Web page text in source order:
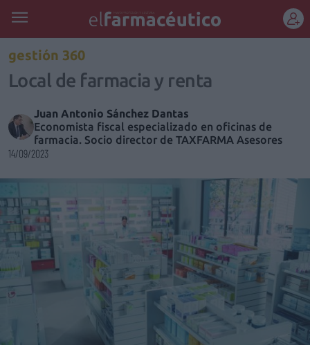
gestión 360
Local de farmacia y renta
Juan Antonio Sánchez Dantas
Economista fiscal especializado en oficinas de
farmacia. Socio director de TAXFARMA Asesores
14/09/2023